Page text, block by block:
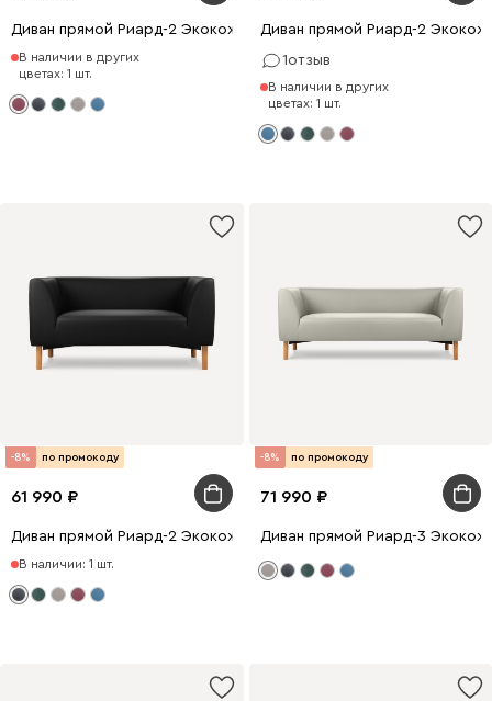
Диван прямой Риард-2 Экокожа Бордовый
В наличии в других
цветах: 1 шт.
Диван прямой Риард-2
1отзыв
В наличии в других
цветах: 1 шт.
-8% по промокоду
61 990
Диван прямой Риард-2 Экокожа Черный
В наличии: 1 шт.
-8% по промокоду
71 990
Диван прямой Риард-3